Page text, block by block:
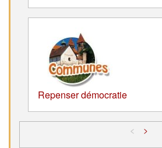
Repenser démocratie
< >